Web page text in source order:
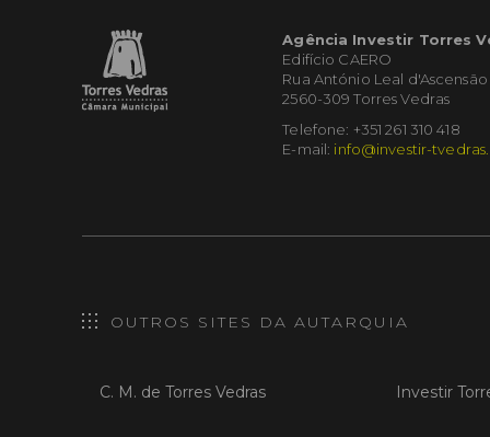
Agência Investir Torres
Edifício CAERO
Rua António Leal d'Ascensão
2560-309 Torres Vedras
Telefone: +351 261 310 418
E-mail: info@investir-
OUTROS SITES DA AUTARQUIA
C. M. de Torres Vedras Investir